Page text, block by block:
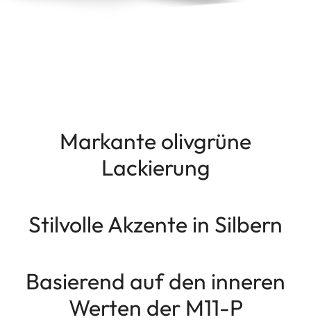
Markante olivgrüne
Lackierung
Stilvolle Akzente in Silbern
Basierend auf den inneren
Werten der M11-P